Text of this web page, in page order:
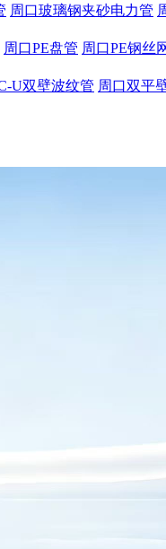
周口玻璃钢夹砂电力管
周口PE盘管 周口PE钢丝
U双壁波纹管 周口双平